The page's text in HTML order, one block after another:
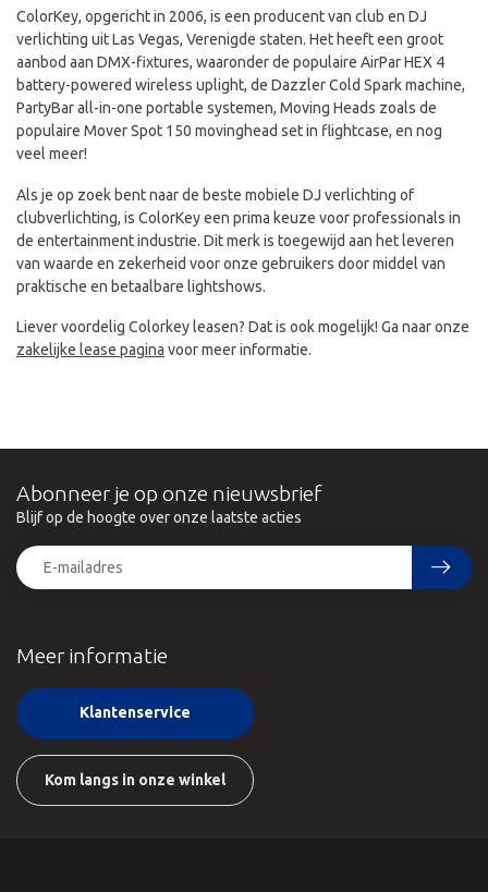
ColorKey, opgericht in 2006, is een producent van club en DJ
verlichting uit Las Vegas, Verenigde staten. Het heeft een groot
aanbod aan DMX-fixtures, waaronder de populaire AirPar HEX 4
battery-powered wireless uplight, de Dazzler Cold Spark machine,
PartyBar all-in-one portable systemen, Moving Heads zoals de
populaire Mover Spot 150 movinghead set in flightcase, en nog
veel meer!
Als je op zoek bent naar de beste mobiele DJ verlichting of
clubverlichting, is ColorKey een prima keuze voor professionals in
de entertainment industrie. Dit merk is toegewijd aan het leveren
van waarde en zekerheid voor onze gebruikers door middel van
praktische en betaalbare lightshows.
Liever voordelig Colorkey leasen? Dat is ook mogelijk! Ga naar onze
zakelijke lease pagina voor meer informatie.
Meer informatie
Klantenservice
Kom langs in onze winkel
Abonneer je op onze nieuwsbrief
Blijf op de hoogte over onze laatste acties